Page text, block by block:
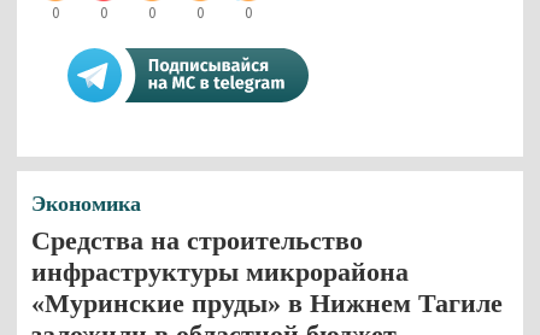
0 0 0 0 0
Экономика
Средства на строительство
инфраструктуры микрорайона
«Муринские пруды» в Нижнем Тагиле